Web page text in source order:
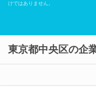
けではありません。
東京都中央区の企